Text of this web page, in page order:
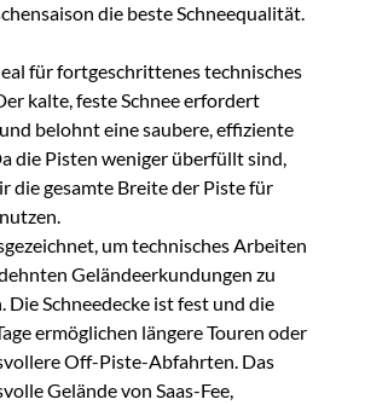
die beste Schneequalität.
für fortgeschrittenes technisches
kalte, feste Schnee erfordert
belohnt eine saubere, effiziente
die Pisten weniger überfüllt sind,
die gesamte Breite der Piste für
um technisches Arbeiten
Geländeerkundungen zu
Die Schneedecke ist fest und die
ermöglichen längere Touren oder
Off-Piste-Abfahrten. Das
Gelände von Saas-Fee,